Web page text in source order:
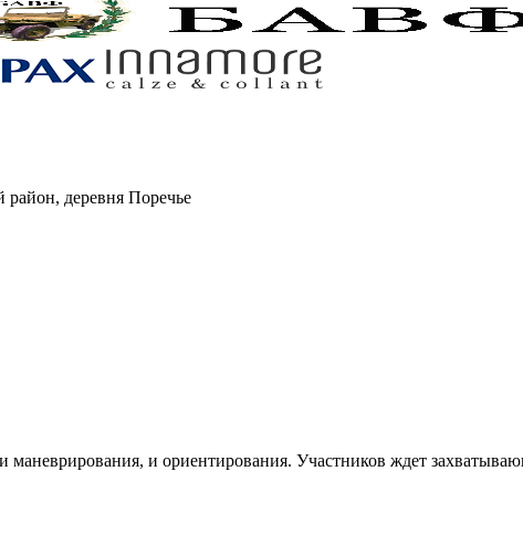
район, деревня Поречье
и ориентирования. Участников ждет